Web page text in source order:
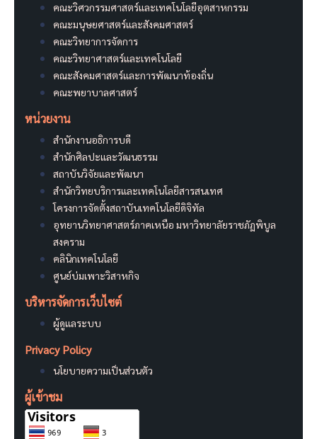
คณะวิศวกรรมศาสตร์และเทคโนโลยีอุตสาหกรรม
คณะมนุษยศาสตร์และสังคมศาสตร์
คณะวิทยาการจัดการ
คณะวิทยาศาสตร์และเทคโนโลยี
คณะสังคมศาสตร์และการพัฒนาท้องถิ่น
คณะพยาบาลศาสตร์
หน่วยงาน
สำนักงานอธิการบดี
สำนักศิลปะและวัฒนธรรม
สถาบันวิจัยและพัฒนา
สำนักวิทยบริการและเทคโนโลยีสารสนเทศ
โครงการจัดตั้งสถาบันเทคโนโลยีดิจิทัล
อุทยานวิทยาศาสตร์ภาคเหนือ มหาวิทยาลัยราชภัฏพิบูล
สงคราม
คลินิกเทคโนโลยี
ศูนย์บ่มเพาะวิสาหกิจ
บริหารจัดการเว็บไซต์
ผู้ดูแลระบบ
Privacy Policy
นโยบายความเป็นส่วนตัว
ผู้เข้าชม